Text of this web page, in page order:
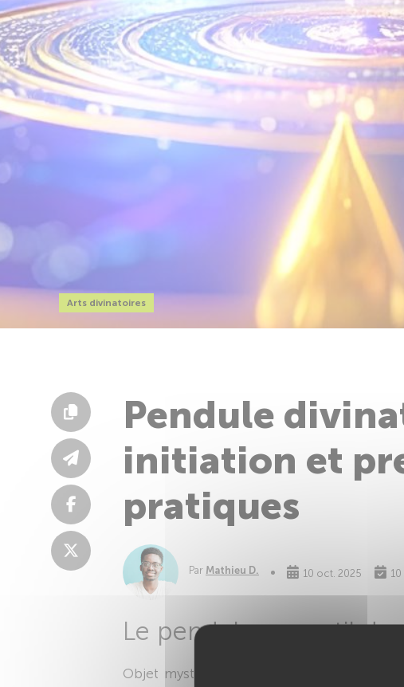
Arts divinatoires
Pendule
initiation et
pratiques
Par Mathieu D. 10 oct. 2025
Le pendule, un outil de
Objet mystérieux et fascinant, le